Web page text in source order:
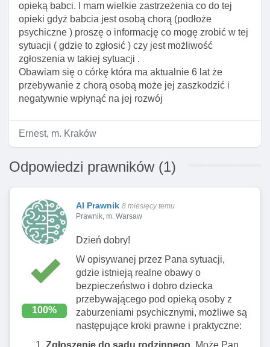
opieką babci. I mam wielkie zastrzeżenia co do tej
opieki gdyż babcia jest osobą chorą (podłoże
psychiczne ) proszę o informację co mogę zrobić w tej
sytuacji ( gdzie to zgłosić ) czy jest możliwość
zgłoszenia w takiej sytuacji .
Obawiam się o córkę która ma aktualnie 6 lat że
przebywanie z chorą osobą może jej zaszkodzić i
negatywnie wpłynąć na jej rozwój
Ernest, m. Kraków
Odpowiedzi prawników (1)
100%
AI Prawnik 8 miesięcy temu
Prawnik, m. Warsaw
Dzień dobry!
W opisywanej przez Pana sytuacji,
gdzie istnieją realne obawy o
bezpieczeństwo i dobro dziecka
przebywającego pod opieką osoby z
zaburzeniami psychicznymi, możliwe są
następujące kroki prawne i praktyczne:
Zgłoszenie do sądu rodzinnego. Może Pan